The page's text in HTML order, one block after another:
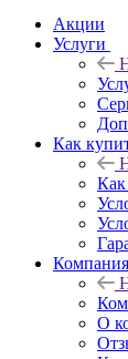
Акции
Услуги
Как
Как
Компания
О